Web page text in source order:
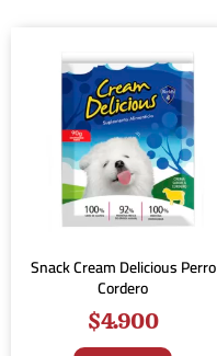
Snack Cream Delicious Perro
Cordero
$4.900